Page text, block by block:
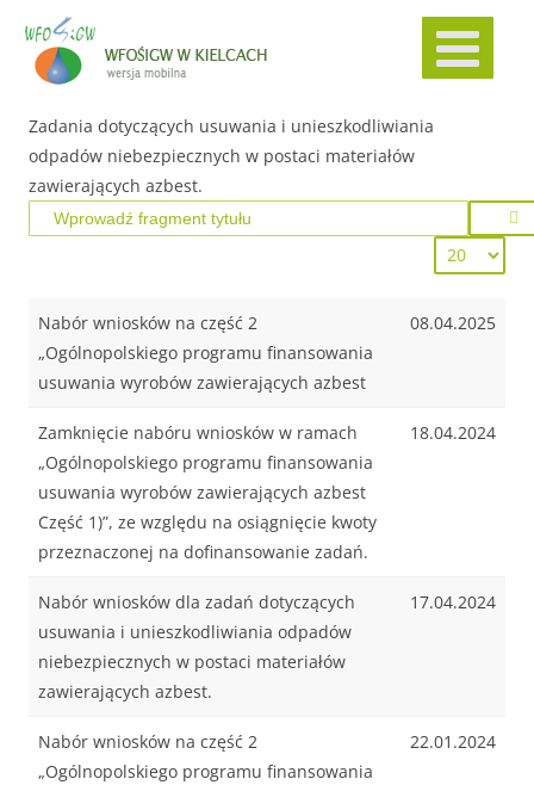
Zadania dotyczących usuwania i unieszkodliwiania
odpadów niebezpiecznych w postaci materiałów
zawierających azbest.
Nabór wniosków na część 2
„Ogólnopolskiego programu finansowania
usuwania wyrobów zawierających azbest
08.04.2025
Zamknięcie nabóru wniosków w ramach
„Ogólnopolskiego programu finansowania
usuwania wyrobów zawierających azbest
Część 1)”, ze względu na osiągnięcie kwoty
przeznaczonej na dofinansowanie zadań.
18.04.2024
Nabór wniosków dla zadań dotyczących
usuwania i unieszkodliwiania odpadów
niebezpiecznych w postaci materiałów
zawierających azbest.
17.04.2024
Nabór wniosków na część 2
„Ogólnopolskiego programu finansowania
22.01.2024